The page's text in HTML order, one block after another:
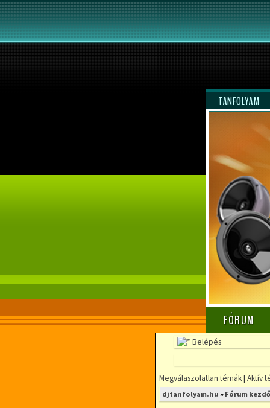
TANFOLYAM
FÓRUM
Belépés
Megválaszolatlan témák| Aktív
djtanfolyam.hu » Fórum